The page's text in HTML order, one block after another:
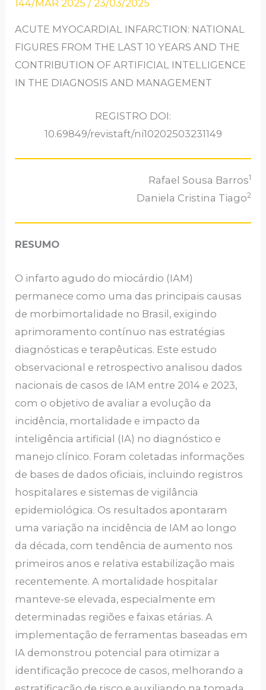
144/MAR 2025 /23/03/2025
ACUTE MYOCARDIAL INFARCTION: NATIONAL
FIGURES FROM THE LAST 10 YEARS AND THE
CONTRIBUTION OF ARTIFICIAL INTELLIGENCE
IN THE DIAGNOSIS AND MANAGEMENT
REGISTRO DOI:
10.69849/revistaft/ni10202503231149
Rafael Sousa Barros1
Daniela Cristina Tiago2
RESUMO
O infarto agudo do miocárdio (IAM)
permanece como uma das principais causas
de morbimortalidade no Brasil, exigindo
aprimoramento contínuo nas estratégias
diagnósticas e terapêuticas. Este estudo
observacional e retrospectivo analisou dados
nacionais de casos de IAM entre 2014 e 2023,
com o objetivo de avaliar a evolução da
incidência, mortalidade e impacto da
inteligência artificial (IA) no diagnóstico e
manejo clínico. Foram coletadas informações
de bases de dados oficiais, incluindo registros
hospitalares e sistemas de vigilância
epidemiológica. Os resultados apontaram
uma variação na incidência de IAM ao longo
da década, com tendência de aumento nos
primeiros anos e relativa estabilização mais
recentemente. A mortalidade hospitalar
manteve-se elevada, especialmente em
determinadas regiões e faixas etárias. A
implementação de ferramentas baseadas em
IA demonstrou potencial para otimizar a
identificação precoce de casos, melhorando a